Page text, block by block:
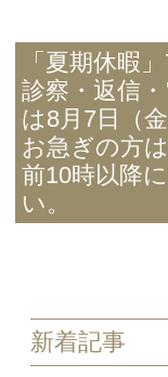
「夏期休暇
診察・返信
は8月7日（
お急ぎの方
前10時以降
い。
新着記事